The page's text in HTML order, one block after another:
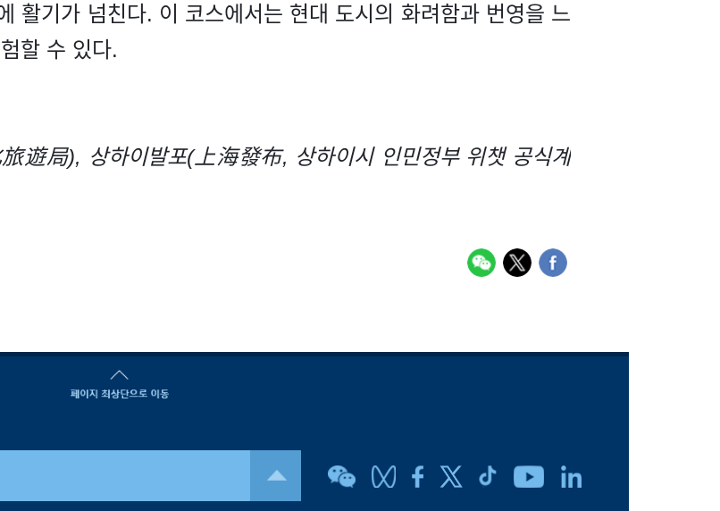
활기가 넘친다. 이 코스에서는 현대 도시의 화려함과 번영을 느
할 수 있다.
遊局), 상하이발포(上海發布, 상하이시 인민정부 위챗 공식계